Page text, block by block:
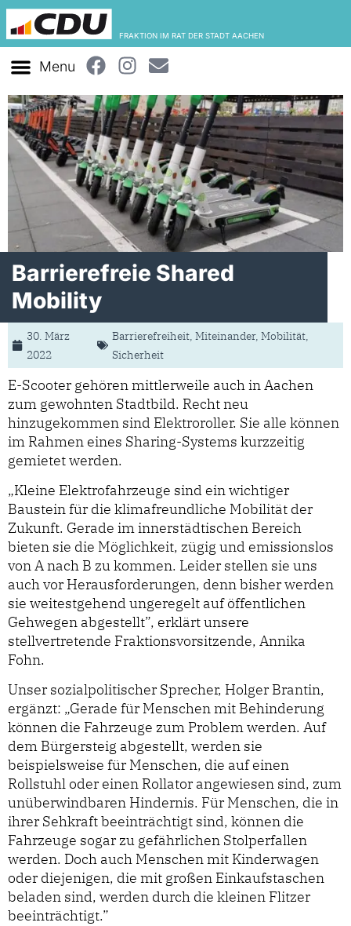
FRAKTION IM RAT DER STADT AACHEN
Barrierefreie Shared
Mobility
30. März
2022
Barrierefreiheit ,Miteinander,Mobilität
Sicherheit
E-Scooter gehören mittlerweile auch in Aachen
zum gewohnten Stadtbild. Recht neu
hinzugekommen sind Elektroroller. Sie alle können
im Rahmen eines Sharing-Systems kurzzeitig
gemietet werden.
„Kleine Elektrofahrzeuge sind ein wichtiger
Baustein für die klimafreundliche Mobilität der
Zukunft. Gerade im innerstädtischen Bereich
bieten sie die Möglichkeit, zügig und emissionslos
von A nach B zu kommen. Leider stellen sie uns
auch vor Herausforderungen, denn bisher werden
sie weitestgehend ungeregelt auf öffentlichen
Gehwegen abgestellt”, erklärt unsere
stellvertretende Fraktionsvorsitzende, Annika
Fohn.
Unser sozialpolitischer Sprecher, Holger Brantin,
ergänzt: „Gerade für Menschen mit Behinderung
können die Fahrzeuge zum Problem werden. Auf
dem Bürgersteig abgestellt, werden sie
beispielsweise für Menschen, die auf einen
Rollstuhl oder einen Rollator angewiesen sind, zum
unüberwindbaren Hindernis. Für Menschen, die in
ihrer Sehkraft beeinträchtigt sind, können die
Fahrzeuge sogar zu gefährlichen Stolperfallen
werden. Doch auch Menschen mit Kinderwagen
oder diejenigen, die mit großen Einkaufstaschen
beladen sind, werden durch die kleinen Flitzer
beeinträchtigt.”